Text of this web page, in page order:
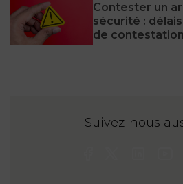
Contester un
sécurité :
de contestation
Suivez-nous